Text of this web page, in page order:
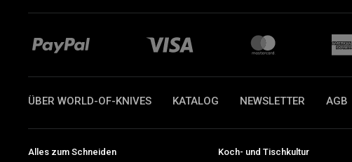
ÜBER WORLD-OF-KNIVES KATALOG NEWSLETTER AGB
Alles zum Schneiden Koch- und Tischkultur